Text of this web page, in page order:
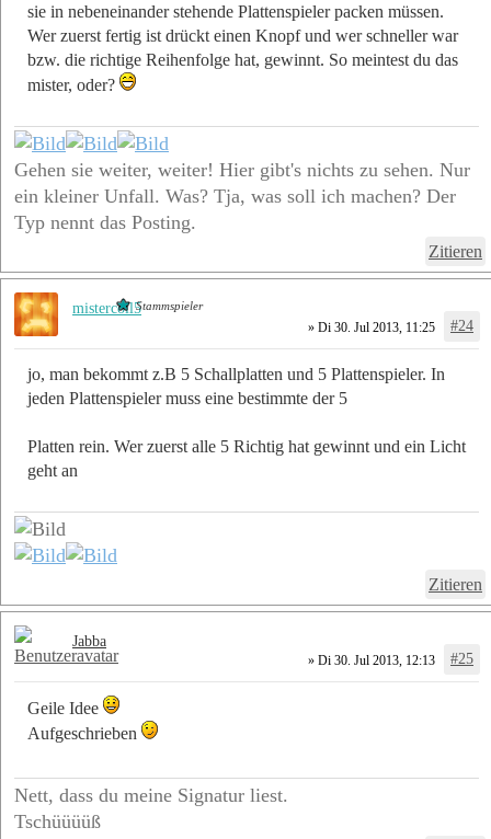
sie in nebeneinander stehende Plattenspieler packen müssen.
Wer zuerst fertig ist drückt einen Knopf und wer schneller war
bzw. die richtige Reihenfolge hat, gewinnt. So meintest du das
mister, oder?
Gehen sie weiter, weiter! Hier gibt's nichts zu sehen. Nur
ein kleiner Unfall. Was? Tja, was soll ich machen? Der
Typ nennt das Posting.
Zitieren
» Di 30. Jul 2013, 11:25 #24
jo, man bekommt z.B 5 Schallplatten und 5 Plattenspieler. In
jeden Plattenspieler muss eine bestimmte der 5
Platten rein. Wer zuerst alle 5 Richtig hat gewinnt und ein Licht
geht an
Zitieren
mistercoll5Stammspieler
» Di 30. Jul 2013, 12:13 #25
Geile Idee
Aufgeschrieben
Nett, dass du meine Signatur liest.
Tschüüüüß
Jabba